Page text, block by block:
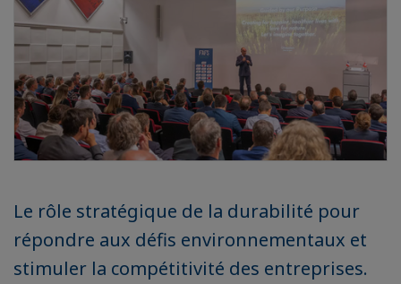
Le rôle stratégique de la durabilité pour
répondre aux défis environnementaux et
stimuler la compétitivité des entreprises.